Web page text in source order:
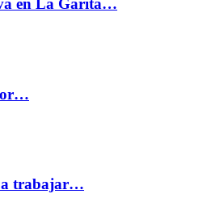
en La Garita…
a trabajar…